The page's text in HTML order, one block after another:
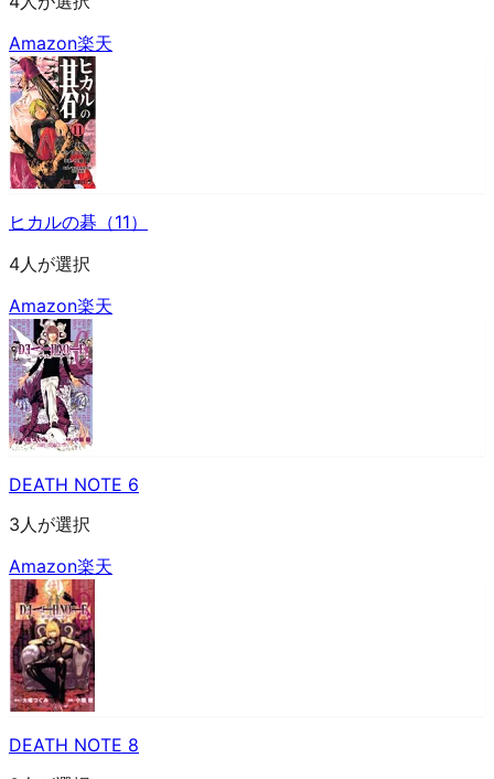
Amazon楽天
ヒカルの碁（11）
4人が選択
Amazon楽天
DEATH NOTE 6
3人が選択
Amazon楽天
DEATH NOTE 8